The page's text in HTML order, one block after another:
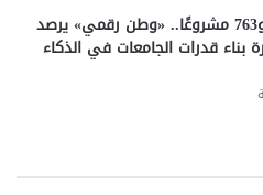
2710 طالبًا و763 مشروعًا.. «وطن رقمي» يرصد
بناء قدرات الجامعات في الذكاء